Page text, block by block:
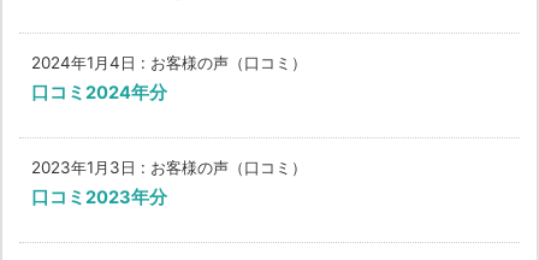
2024年1月4日 : お客様の声（口コミ）
口コミ2024年分
2023年1月3日 : お客様の声（口コミ）
口コミ2023年分